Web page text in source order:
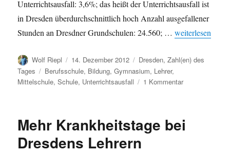
Unterrichtsausfall: 3,6%; das heißt der Unterrichtsausfall ist
in Dresden überdurchschnittlich hoch Anzahl ausgefallener
Stunden an Dresdner Grundschulen: 24.560; …weiterlesen
Autor
Wolf Riepl
Veröffentlicht
am
14. Dezember 2012 Kategorien
Dresden,Zahl(en) des
Tages
Schlagwörter
Berufsschule, Bildung,Gymnasium, Lehrer,
Mittelschule,Schule, Unterrichtsausfall 1 Kommentarzu
Schuljahr
Mehr Krankheitstage bei
Dresdens Lehrern